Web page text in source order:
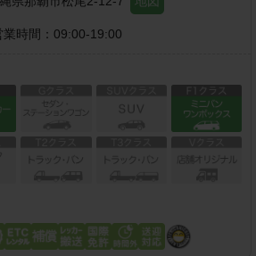
業時間： 09:00-19:00